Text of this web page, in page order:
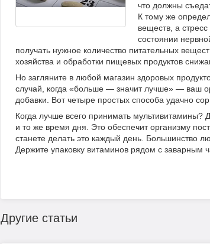
что должны
К тому же
веществ, а
состоянии
получать нужное количество питательных
хозяйства и обработки пищевых продуктов
Но загляните в любой магазин здоровых
случай, когда «больше — значит лучше» — ваш
добавки. Вот четыре простых способа удачно
Когда лучше всего принимать мультивитамины?
и то же время дня. Это обеспечит организму
станете делать это каждый день. Большинство
Держите упаковку витаминов рядом с заварным
Другие статьи